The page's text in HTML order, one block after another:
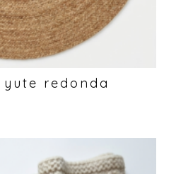
redonda